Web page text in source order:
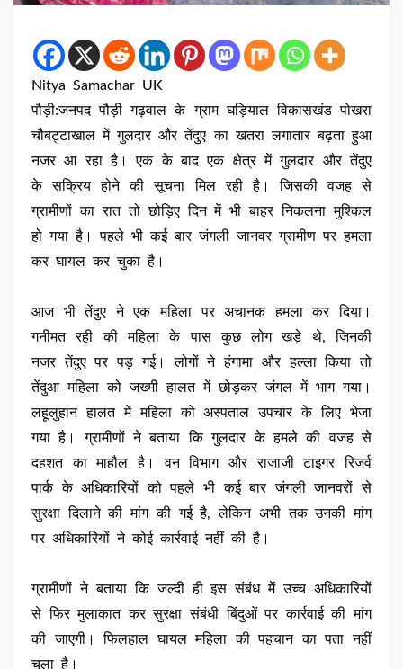
Nitya Samachar UK
पौड़ी:जनपद पौड़ी गढ़वाल के ग्राम घड़ियाल विकासखंड पोखरा
चौबट्टाखाल में गुलदार और तेंदुए का खतरा लगातार बढ़ता हुआ
नजर आ रहा है। एक के बाद एक क्षेत्र में गुलदार और तेंदुए
के सक्रिय होने की सूचना मिल रही है। जिसकी वजह से
ग्रामीणों का रात तो छोड़िए दिन में भी बाहर निकलना मुश्किल
हो गया है। पहले भी कई बार जंगली जानवर ग्रामीण पर हमला
कर घायल कर चुका है।
आज भी तेंदुए ने एक महिला पर अचानक हमला कर दिया।
गनीमत रही की महिला के पास कुछ लोग खड़े थे, जिनकी
नजर तेंदुए पर पड़ गई। लोगों ने हंगामा और हल्ला किया तो
तेंदुआ महिला को जख्मी हालत में छोड़कर जंगल में भाग गया।
लहूलुहान हालत में महिला को अस्पताल उपचार के लिए भेजा
गया है। ग्रामीणों ने बताया कि गुलदार के हमले की वजह से
दहशत का माहौल है। वन विभाग और राजाजी टाइगर रिजर्व
पार्क के अधिकारियों को पहले भी कई बार जंगली जानवरों से
सुरक्षा दिलाने की मांग की गई है, लेकिन अभी तक उनकी मांग
पर अधिकारियों ने कोई कार्रवाई नहीं की है।
ग्रामीणों ने बताया कि जल्दी ही इस संबंध में उच्च अधिकारियों
से फिर मुलाकात कर सुरक्षा संबंधी बिंदुओं पर कार्रवाई की मांग
की जाएगी। फिलहाल घायल महिला की पहचान का पता नहीं
चला है।